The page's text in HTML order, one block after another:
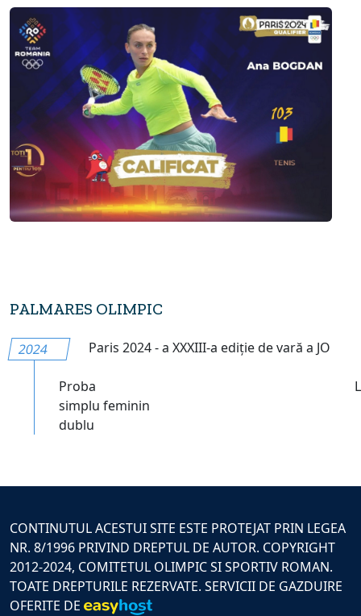
PALMARES OLIMPIC
2024 Paris 2024 - a XXXIII-a ediție de vară a JO
Proba
simplu feminin
dublu
CONTINUTUL ACESTUI SITE ESTE PROTEJAT PRIN LEGEA
NR. 8/1996 PRIVIND DREPTUL DE AUTOR. COPYRIGHT
2012-2024, COMITETUL OLIMPIC SI SPORTIV ROMAN.
TOATE DREPTURILE REZERVATE. SERVICII DE GAZDUIRE
OFERITE DE